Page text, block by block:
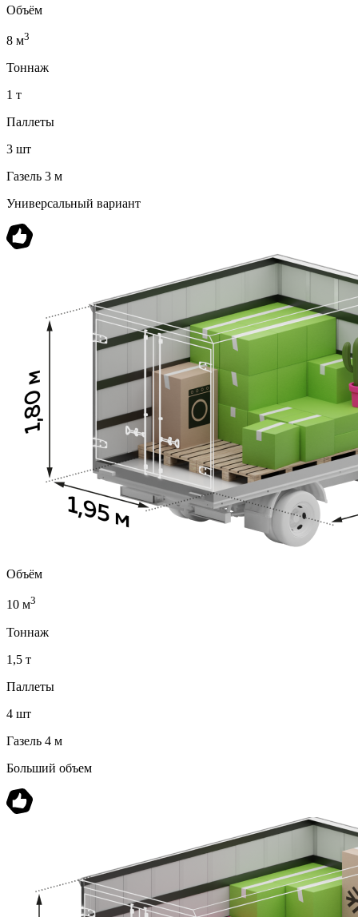
Объём
8 м3
Тоннаж
1 т
Паллеты
3 шт
Газель 3 м
Универсальный вариант
Объём
10 м3
Тоннаж
1,5 т
Паллеты
4 шт
Газель 4 м
Больший объем